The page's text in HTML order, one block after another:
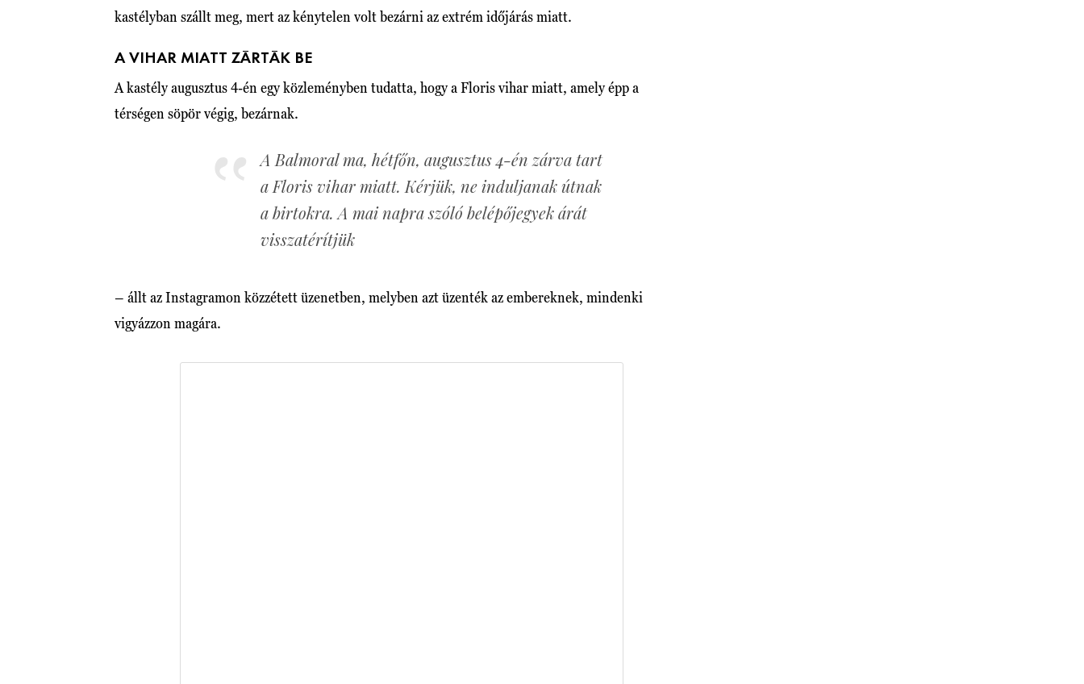
kastélyban szállt meg, mert az kénytelen volt bezárni az extrém időjárás miatt.
A VIHAR MIATT ZÁRTÁK BE
A kastély augusztus 4-én egy közleményben tudatta, hogy a Floris vihar miatt, amely épp a
térségen söpör végig, bezárnak.
A Balmoral ma, hétfőn, augusztus 4-én zárva tart
a Floris vihar miatt. Kérjük, ne induljanak útnak
a birtokra. A mai napra szóló belépőjegyek árát
visszatérítjük
– állt az Instagramon közzétett üzenetben, melyben azt üzenték az embereknek, mindenki
vigyázzon magára.